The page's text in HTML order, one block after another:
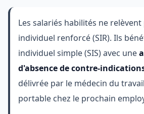
Les salariés habilités ne
individuel renforcé (SIR). Ils
individuel simple (SIS) avec une
d'absence de contre-
délivrée par le médecin du
portable chez le prochain